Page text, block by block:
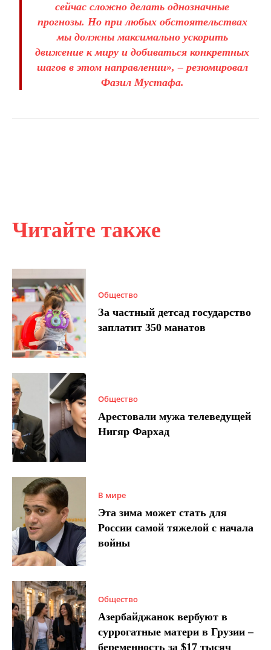
Читайте также
Общество
За частный детсад государство
заплатит 350 манатов
Общество
Арестовали мужа телеведущей
Нигяр Фархад
В мире
Эта зима может стать для
России самой тяжелой с начала
войны
Общество
Азербайджанок вербуют в
суррогатные матери в Грузии –
беременность за $17 тысяч
сейчас сложно делать однозначные
прогнозы. Но при любых обстоятельствах
мы должны максимально ускорить
движение к миру и добиваться конкретных
шагов в этом направлении», – резюмировал
Фазил Мустафа.